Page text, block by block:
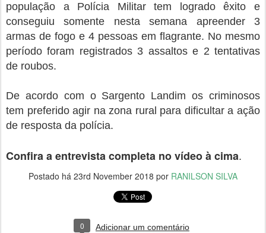
população a Polícia Militar tem logrado êxito e
conseguiu somente nesta semana apreender 3
armas de fogo e 4 pessoas em flagrante. No mesmo
período foram registrados 3 assaltos e 2 tentativas
de roubos.
De acordo com o Sargento Landim os criminosos
tem preferido agir na zona rural para dificultar a ação
de resposta da polícia.
Confira a entrevista completa no vídeo à cima.
Postado há 23rd November 2018 por RANILSON SILVA
0 Adicionar um comentário